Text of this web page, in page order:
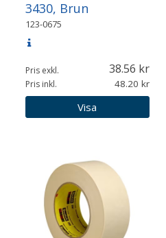
3430, Brun
123-0675
Pris exkl. 38.56
Pris inkl. 48.20
Visa